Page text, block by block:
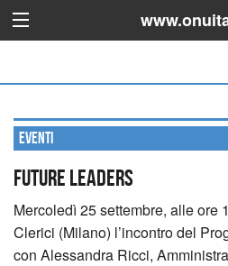
Eventi
Future Leaders
Mercoledì 25 settembre, alle ore
Clerici (Milano) l’incontro del
con Alessandra Ricci,